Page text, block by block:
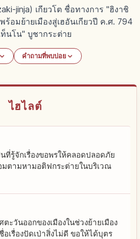
jinja) เกียวโต ชื่อทางการ "ฮิงาชิ
อมย้ายเมืองสู่เฮอันเกียวปี ค.ศ. 794
นโน" บูชากระต่าย
คำถามที่พบบ่อย
ไฮไลต์
ที่รู้จักเรื่องขอพรให้คลอดปลอดภัย
มตามหามอติฟกระต่ายในบริเวณ
ะวันออกของเมืองในช่วงย้ายเมือง
อเรื่องปัดเป่าสิ่งไม่ดี ขอให้ได้บุตร